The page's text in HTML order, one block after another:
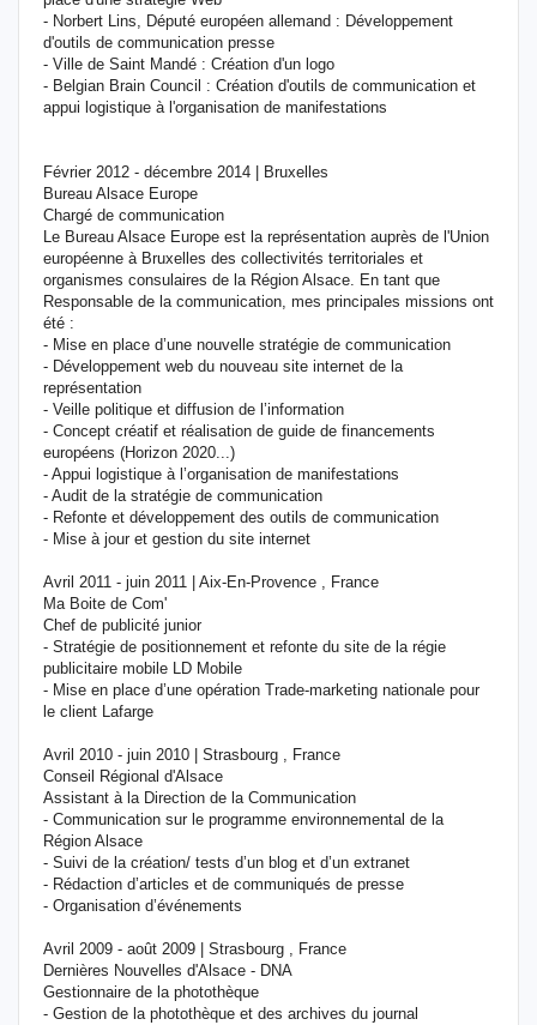
- Norbert Lins, Député européen allemand : Développement
d'outils de communication presse
- Ville de Saint Mandé : Création d'un logo
- Belgian Brain Council : Création d'outils de communication et
appui logistique à l'organisation de manifestations
Février 2012 - décembre 2014 | Bruxelles
Bureau Alsace Europe
Chargé de communication
Le Bureau Alsace Europe est la représentation auprès de l'Union
européenne à Bruxelles des collectivités territoriales et
organismes consulaires de la Région Alsace. En tant que
Responsable de la communication, mes principales missions ont
été :
- Mise en place d’une nouvelle stratégie de communication
- Développement web du nouveau site internet de la
représentation
- Veille politique et diffusion de l’information
- Concept créatif et réalisation de guide de financements
européens (Horizon 2020...)
- Appui logistique à l’organisation de manifestations
- Audit de la stratégie de communication
- Refonte et développement des outils de communication
- Mise à jour et gestion du site internet
Avril 2011 - juin 2011 | Aix-En-Provence , France
Ma Boite de Com'
Chef de publicité junior
- Stratégie de positionnement et refonte du site de la régie
publicitaire mobile LD Mobile
- Mise en place d’une opération Trade-marketing nationale pour
le client Lafarge
Avril 2010 - juin 2010 | Strasbourg , France
Conseil Régional d'Alsace
Assistant à la Direction de la Communication
- Communication sur le programme environnemental de la
Région Alsace
- Suivi de la création/ tests d’un blog et d’un extranet
- Rédaction d’articles et de communiqués de presse
- Organisation d’événements
Avril 2009 - août 2009 | Strasbourg , France
Dernières Nouvelles d'Alsace - DNA
Gestionnaire de la photothèque
- Gestion de la photothèque et des archives du journal